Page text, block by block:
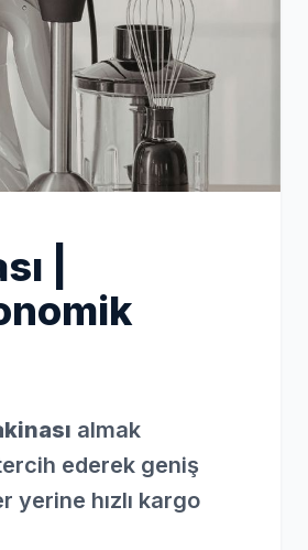
|
almak
ederek geniş
yerine hızlı kargo